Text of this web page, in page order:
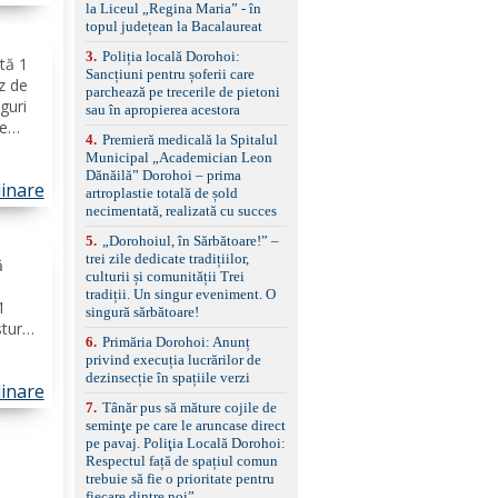
1
de
panoramică, geamuri
spate fumurii Carlig de
remorcare Bonus: -
Covorașe textile montate
pe mașină. -Ofer și un
set de covorașe din
împreună cu un set de
anvelope de iarnă.
la Liceul „Regina Maria” - în
topul județean la Bacalaureat
3. Poliția locală Dorohoi:
Sancțiuni pentru șoferii care
parchează pe trecerile de pietoni
sau în apropierea acestora
4. Premieră medicală la Spitalul
Municipal „Academician Leon
Dănăilă” Dorohoi – prima
artroplastie totală de șold
necimentată, realizată cu succes
5.
„Dorohoiul, în Sărbătoare!” –
trei zile dedicate tradițiilor,
culturii și comunității Trei
tradiții. Un singur eveniment. O
singură sărbătoare!
6. Primăria Dorohoi: Anunț
privind execuția lucrărilor de
dezinsecție în spațiile verzi
7. Tânăr pus să măture cojile de
seminţe pe care le aruncase direct
pe pavaj. Poliţia Locală Dorohoi:
Respectul față de spațiul comun
trebuie să fie o prioritate pentru